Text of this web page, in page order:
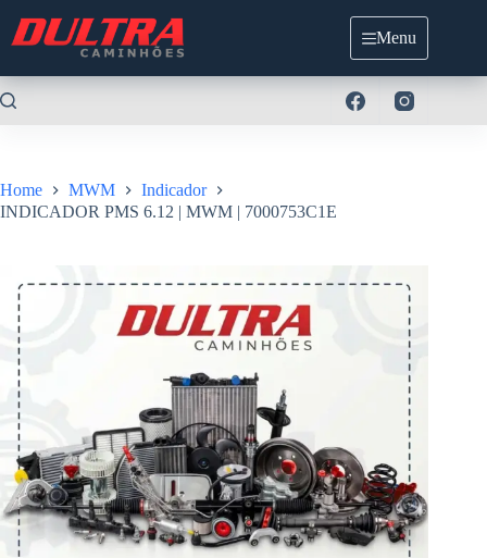
para
Menu
Home MWM
Indicador
INDICADOR PMS 6.12 | MWM | 7000753C1E